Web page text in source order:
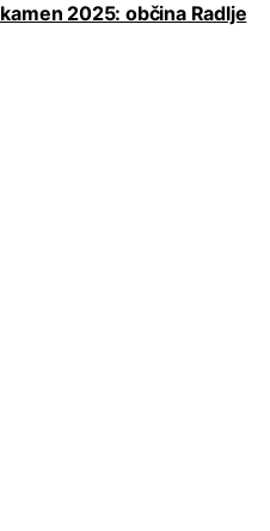
2025: občina Radlje